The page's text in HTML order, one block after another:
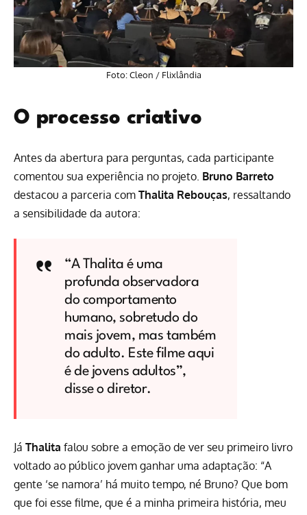
Foto: Cleon / Flixlândia
O processo criativo
Antes da abertura para perguntas, cada participante
comentou sua experiência no projeto. Bruno Barreto
destacou a parceria com Thalita Rebouças, ressaltando
a sensibilidade da autora:
“A Thalita é uma
profunda observadora
do comportamento
humano, sobretudo do
mais jovem, mas também
do adulto. Este filme aqui
é de jovens adultos”,
disse o diretor.
Já Thalita falou sobre a emoção de ver seu primeiro livro
voltado ao público jovem ganhar uma adaptação: “A
gente ‘se namora’ há muito tempo, né Bruno? Que bom
que foi esse filme, que é a minha primeira história, meu